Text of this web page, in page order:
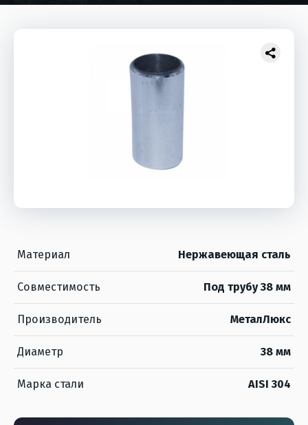
Материал Нержавеющая сталь
Совместимость Под трубу 38 мм
Производитель МеталЛюкс
Диаметр 38 мм
Марка стали AISI 304